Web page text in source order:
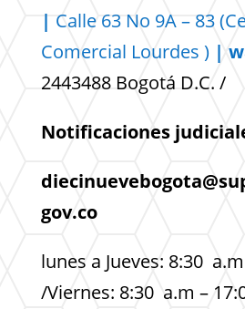
| Calle 63 No 9A – 83
Comercial Lourdes ) |
2443488 Bogotá D.C. /
Notificaciones
gov.co
lunes a Jueves: 8:30
/Viernes: 8:30 a.m –